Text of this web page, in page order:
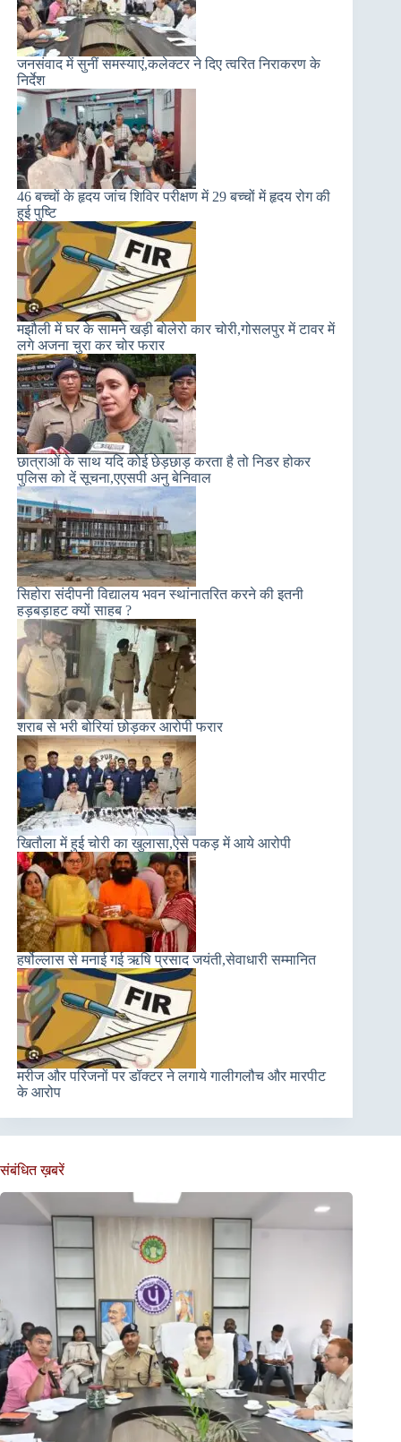
जनसंवाद में सुनीं समस्याएं,कलेक्टर ने दिए त्वरित निराकरण के
निर्देश
46 बच्चों के हृदय जांच शिविर परीक्षण में 29 बच्चों में हृदय रोग की
हुई पुष्टि
मझौली में घर के सामने खड़ी बोलेरो कार चोरी,गोसलपुर में टावर में
लगे अजना चुरा कर चोर फरार
छात्राओं के साथ यदि कोई छेड़छाड़ करता है तो निडर होकर
पुलिस को दें सूचना,एएसपी अनु बेनिवाल
सिहोरा संदीपनी विद्यालय भवन स्थांनातरित करने की इतनी
हड़बड़ाहट क्यों साहब ?
शराब से भरी बोरियां छोड़कर आरोपी फरार
खितौला में हुई चोरी का खुलासा,ऐसे पकड़ में आये आरोपी
हर्षोल्लास से मनाई गई ऋषि प्रसाद जयंती,सेवाधारी सम्मानित
मरीज और परिजनों पर डॉक्टर ने लगाये गालीगलौच और मारपीट
के आरोप
संबंधित ख़बरें